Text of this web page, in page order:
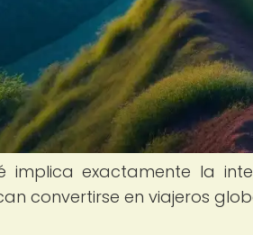
implica exactamente la
convertirse en viajeros